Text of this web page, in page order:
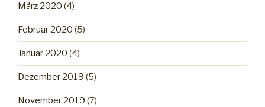
März 2020 (4)
Februar 2020 (5)
Januar 2020 (4)
Dezember 2019 (5)
November 2019 (7)